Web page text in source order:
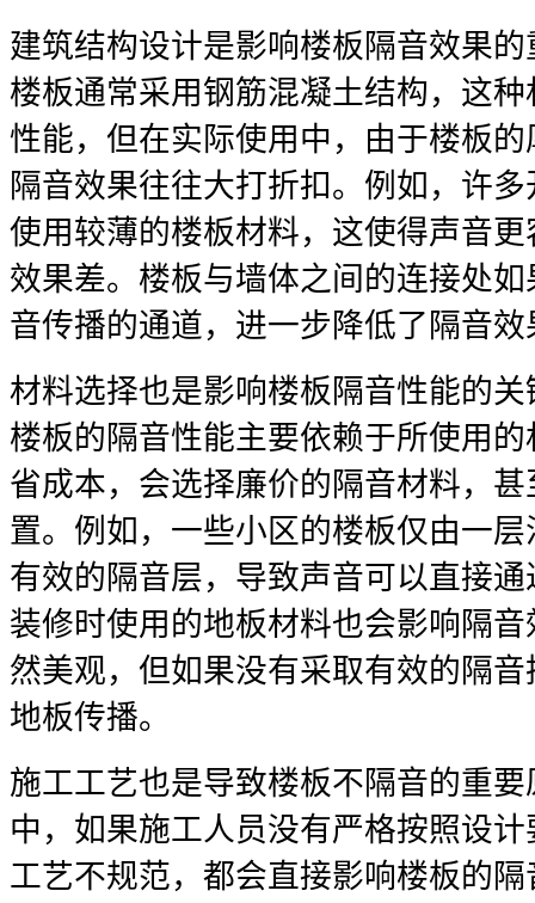
建筑结构设计是影响楼板隔音效果
楼板通常采用钢筋混凝土结构，这
性能，但在实际使用中，由于楼板
隔音效果往往大打折扣。例如，许
使用较薄的楼板材料，这使得声音
效果差。楼板与墙体之间的连接处
音传播的通道，进一步降低了隔音效
材料选择也是影响楼板隔音性能的
楼板的隔音性能主要依赖于所使用
省成本，会选择廉价的隔音材料，
置。例如，一些小区的楼板仅由一
有效的隔音层，导致声音可以直接
装修时使用的地板材料也会影响隔
然美观，但如果没有采取有效的隔
地板传播。
施工工艺也是导致楼板不隔音的重
中，如果施工人员没有严格按照设
工艺不规范，都会直接影响楼板的